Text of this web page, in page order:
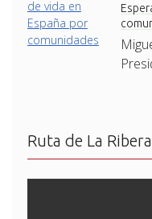
Ruta de La